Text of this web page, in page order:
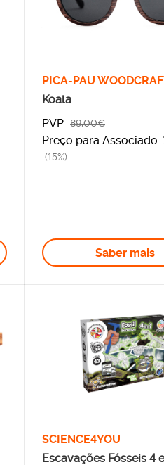
PICA-PAU
Koala
PVP 89,00€
Preço para Associado
(15%)
Saber mais
SCIENCE4YOU
Escavações Fósseis 4